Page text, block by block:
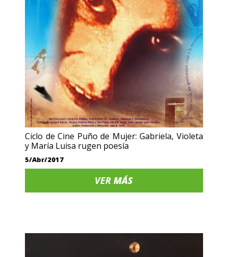
Ciclo de Cine Puño de Mujer: Gabriela, Violeta
y María Luisa rugen poesía
5/Abr/2017
VERMÁS